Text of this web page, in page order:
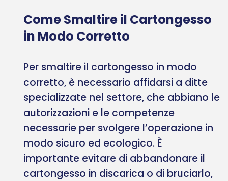
Come Smaltire il Cartongesso
in Modo Corretto
Per smaltire il cartongesso in modo
corretto, è necessario affidarsi a ditte
specializzate nel settore, che abbiano le
autorizzazioni e le competenze
necessarie per svolgere l’operazione in
modo sicuro ed ecologico. È
importante evitare di abbandonare il
cartongesso in discarica o di bruciarlo,